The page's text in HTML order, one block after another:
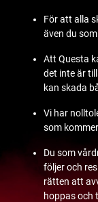
För att alla
även du
Att Questa
det inte är
kan skada
Vi har
som
Du som
följer och
rätten att
hoppas och